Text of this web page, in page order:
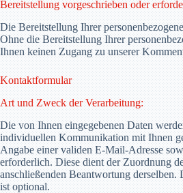
Bereitstellung vorgeschrieben oder
Die Bereitstellung Ihrer
Ohne die Bereitstellung Ihrer
Ihnen keinen Zugang zu unserer
Kontaktformular
Art und Zweck der Verarbeitung:
Die von Ihnen eingegebenen Daten
individuellen Kommunikation mit Ihnen
Angabe einer validen E-Mail-Adresse
erforderlich. Diese dient der Zuordnung
anschließenden Beantwortung
ist optional.